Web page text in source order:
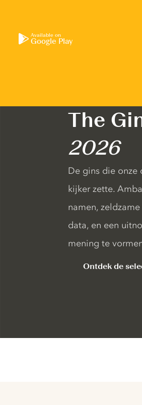
Available on
Google Play
The
2026
De gins die onze
kijker zette.
namen,
data, en een
mening te
Ontdek de